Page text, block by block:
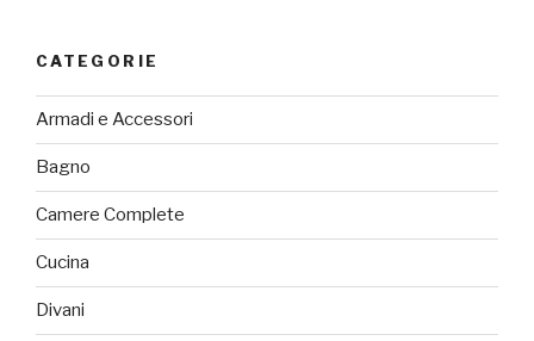
CATEGORIE
Armadi e Accessori
Bagno
Camere Complete
Cucina
Divani